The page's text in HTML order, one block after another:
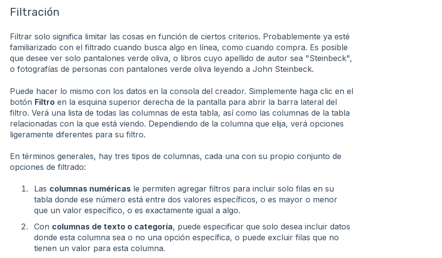
Filtración
Filtrar solo significa limitar las cosas en función de ciertos criterios. Probablemente ya esté
familiarizado con el filtrado cuando busca algo en línea, como cuando compra. Es posible
que desee ver solo pantalones verde oliva, o libros cuyo apellido de autor sea "Steinbeck",
o fotografías de personas con pantalones verde oliva leyendo a John Steinbeck.
Puede hacer lo mismo con los datos en la consola del creador. Simplemente haga clic en el
botón Filtroen la esquina superior derecha de la pantalla para abrir la barra lateral del
filtro. Verá una lista de todas las columnas de esta tabla, así como las columnas de la tabla
relacionadas con la que está viendo. Dependiendo de la columna que elija, verá opciones
ligeramente diferentes para su filtro.
En términos generales, hay tres tipos de columnas, cada una con su propio conjunto de
opciones de filtrado:
Las columnas numéricasle permiten agregar filtros para incluir solo filas en su
tabla donde ese número está entre dos valores específicos, o es mayor o menor
que un valor específico, o es exactamente igual a algo.
Con columnas de texto o categoría, puede especificar que solo desea incluir datos
donde esta columna sea o no una opción específica, o puede excluir filas que no
tienen un valor para esta columna.